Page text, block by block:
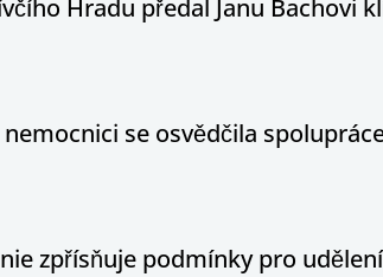
Hradu předal Janu Bachovi
se osvědčila
zpřísňuje podmínky pro